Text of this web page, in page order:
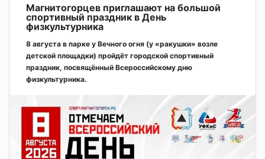
Магнитогорцев приглашают на большой
спортивный праздник в День
физкультурника
8 августа в парке у Вечного огня (у «ракушки» возле
детской площадки) пройдёт городской спортивный
праздник, посвящённый Всероссийскому дню
физкультурника.